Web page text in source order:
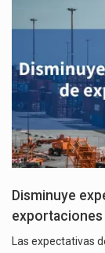
Disminuye
exportaciones
Las expectativas